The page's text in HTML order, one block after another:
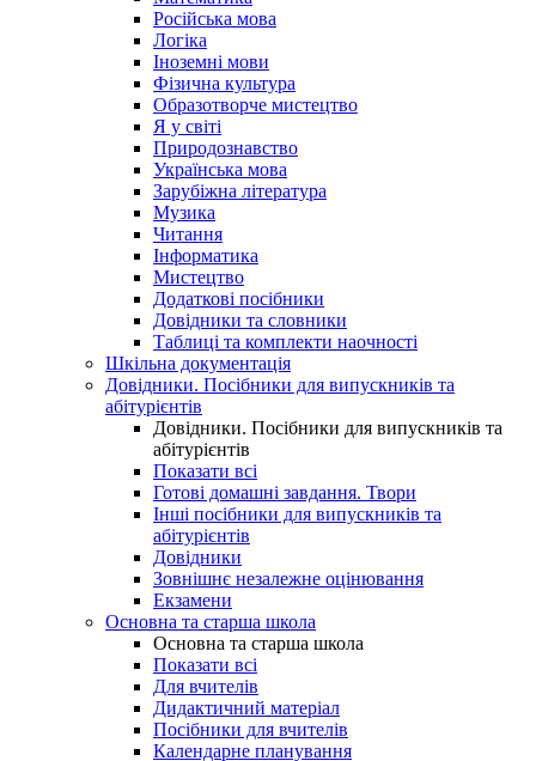
Російська мова
Логіка
Іноземні мови
Фізична культура
Образотворче мистецтво
Я у світі
Природознавство
Українська мова
Зарубіжна література
Музика
Читання
Інформатика
Мистецтво
Додаткові посібники
Довідники та словники
Таблиці та комплекти наочності
Шкільна документація
Довідники. Посібники для випускників та
абітурієнтів
Довідники. Посібники для випускників та
абітурієнтів
Показати всі
Готові домашні завдання. Твори
Інші посібники для випускників та
абітурієнтів
Довідники
Зовнішнє незалежне оцінювання
Екзамени
Основна та старша школа
Основна та старша школа
Показати всі
Для вчителів
Дидактичний матеріал
Посібники для вчителів
Календарне планування